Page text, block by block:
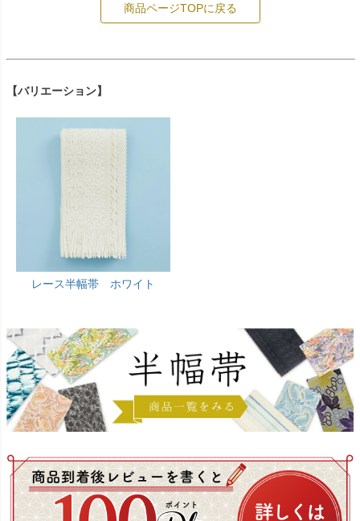
商品ページTOPに戻る
【バリエーション】
レース半幅帯 ホワイト